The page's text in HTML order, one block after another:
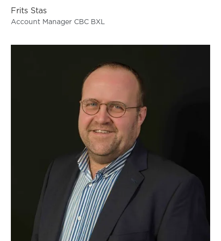
Frits Stas
Account Manager CBC BXL